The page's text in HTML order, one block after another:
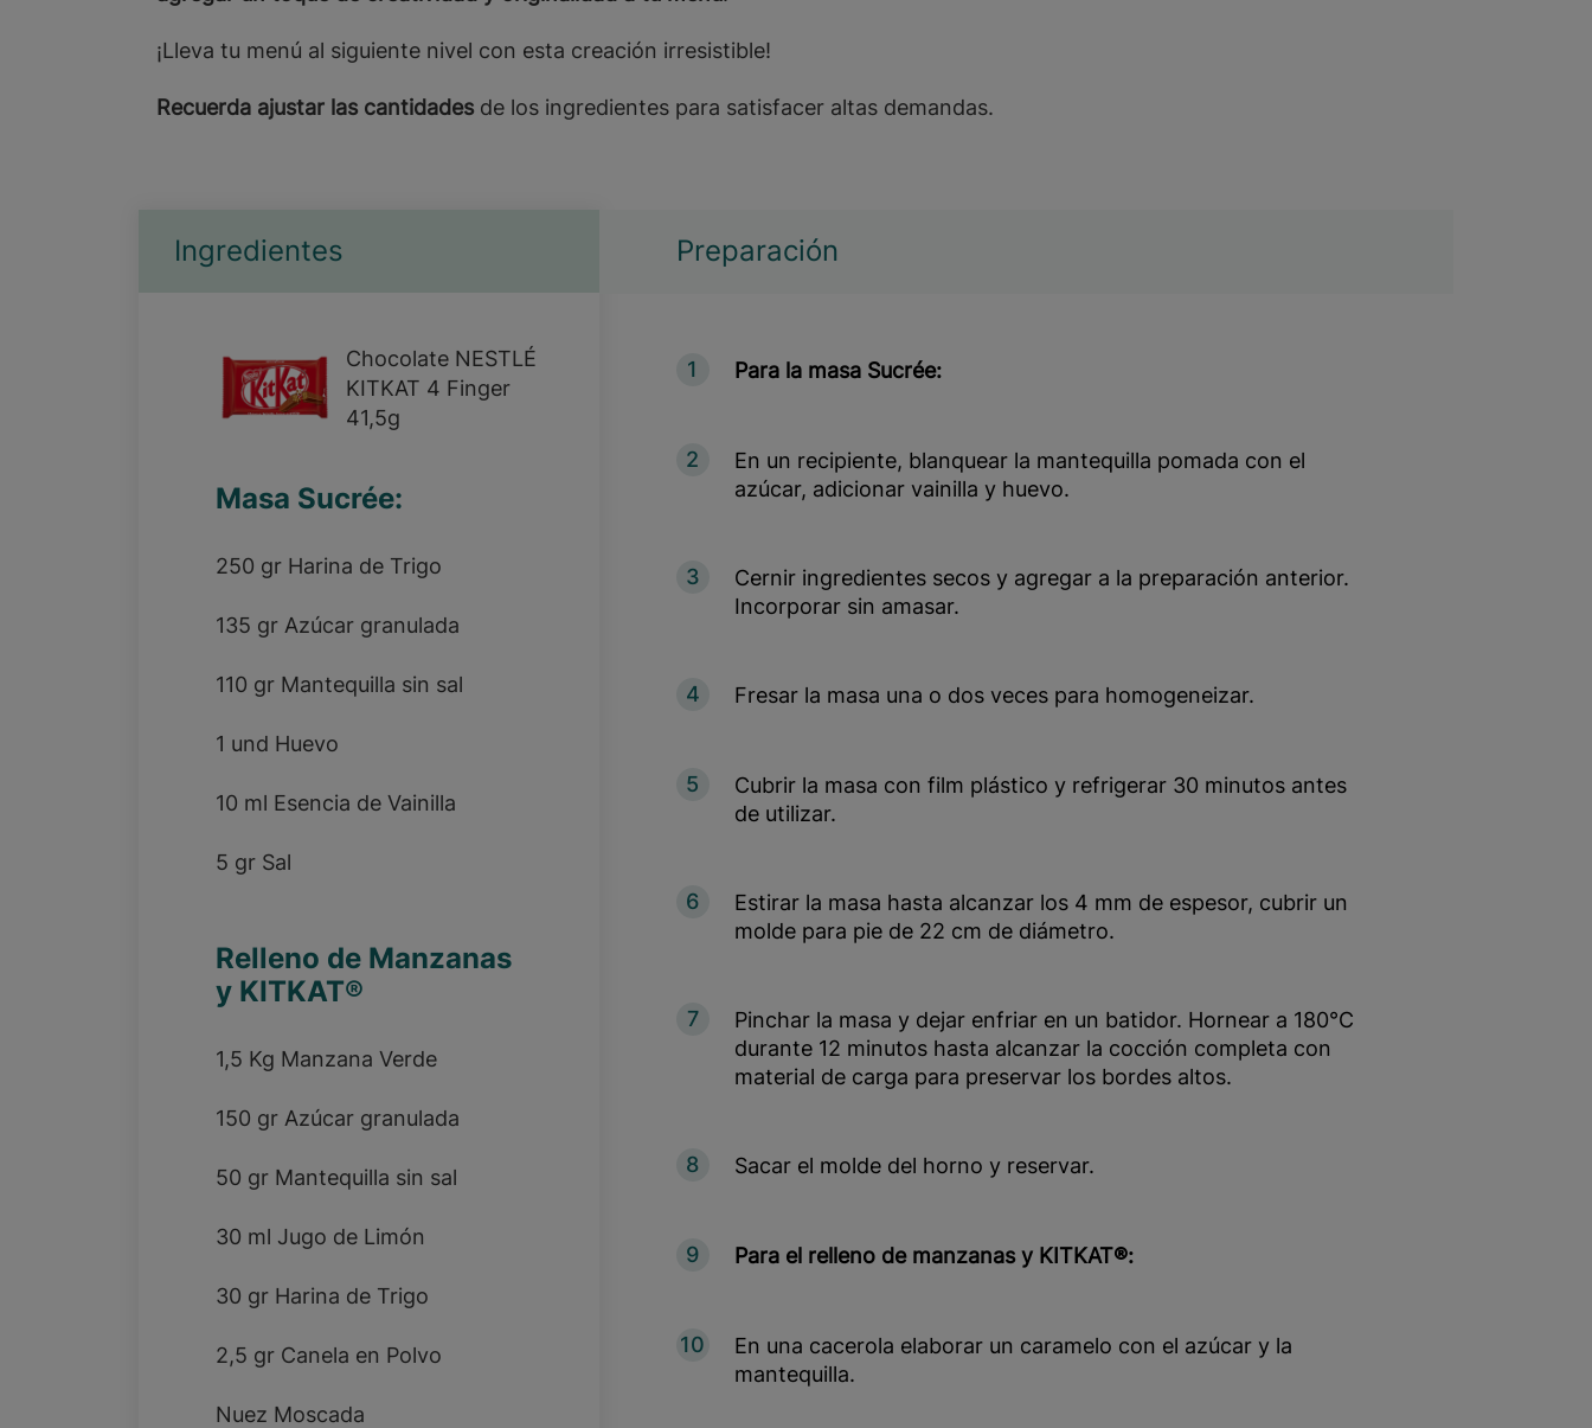
¡Lleva tu menú al siguiente nivel con esta creación irresistible!
Recuerda ajustar las cantidades de los ingredientes para satisfacer altas demandas.
Ingredientes
Chocolate NESTLÉ
KITKAT 4 Finger
41,5g
Masa Sucrée:
250 gr Harina de Trigo
135 gr Azúcar granulada
110 gr Mantequilla sin sal
1 und Huevo
10 ml Esencia de Vainilla
5 gr Sal
Relleno de Manzanas
y KITKAT®
1,5 Kg Manzana Verde
150 gr Azúcar granulada
50 gr Mantequilla sin sal
30 ml Jugo de Limón
30 gr Harina de Trigo
2,5 gr Canela en Polvo
Nuez Moscada
Preparación
1 Para la masa Sucrée:
2
En un recipiente, blanquear la mantequilla pomada con el
azúcar, adicionar vainilla y huevo.
3
Cernir ingredientes secos y agregar a la preparación anterior.
Incorporar sin amasar.
4 Fresar la masa una o dos veces para homogeneizar.
5
Cubrir la masa con film plástico y refrigerar 30 minutos antes
de utilizar.
6
Estirar la masa hasta alcanzar los 4 mm de espesor, cubrir un
molde para pie de 22 cm de diámetro.
7
Pinchar la masa y dejar enfriar en un batidor. Hornear a 180°C
durante 12 minutos hasta alcanzar la cocción completa con
material de carga para preservar los bordes altos.
8 Sacar el molde del horno y reservar.
9 Para el relleno de manzanas y KITKAT®:
10
En una cacerola elaborar un caramelo con el azúcar y la
mantequilla.